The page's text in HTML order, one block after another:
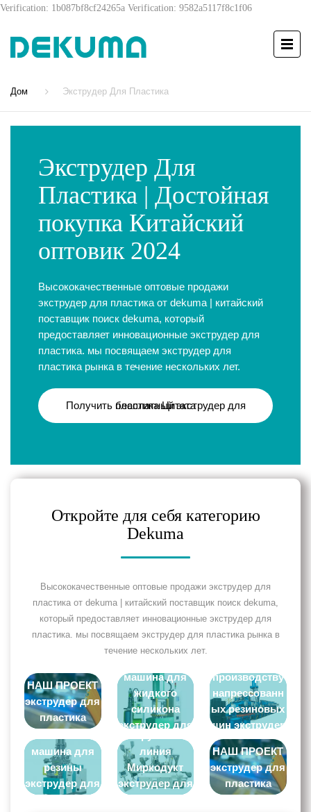
Verification: 1b087bf8cf24265a Verification: 9582a5117f8c1f06
Дом Экструдер Для Пластика
Экструдер Для
Пластика | Достойная
покупка Китайский
оптовик 2024
Высококачественные оптовые продажи
экструдер для пластика от dekuma | китайский
поставщик поиск dekuma, который
предоставляет инновационные экструдер для
пластика. мы посвящаем экструдер для
пластика рынка в течение нескольких лет.
Получить бесплатный экструдер для пластика Цитата
Откройте для себя категорию
Dekuma
Высококачественные оптовые продажи экструдер для
пластика от dekuma | китайский поставщик поиск dekuma,
который предоставляет инновационные экструдер для
пластика. мы посвящаем экструдер для пластика рынка в
течение нескольких лет.
НАШ ПРОЕКТ
экструдер для
пластика
машина для
жидкого
силикона
экструдер для
пластика
производству
напрессованн
ых резиновых
шин экструдер
для пластика
машина для
резины
экструдер для
линия
Миркодукт
экструдер для
НАШ ПРОЕКТ
экструдер для
пластика